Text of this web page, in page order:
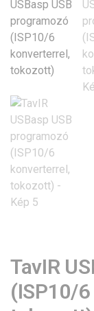
TavIR
(ISP10/